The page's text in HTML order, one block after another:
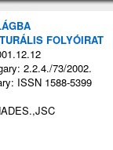
FOLYÓIRAT
2.2.4./73/2002.
ISSN 1588-5399